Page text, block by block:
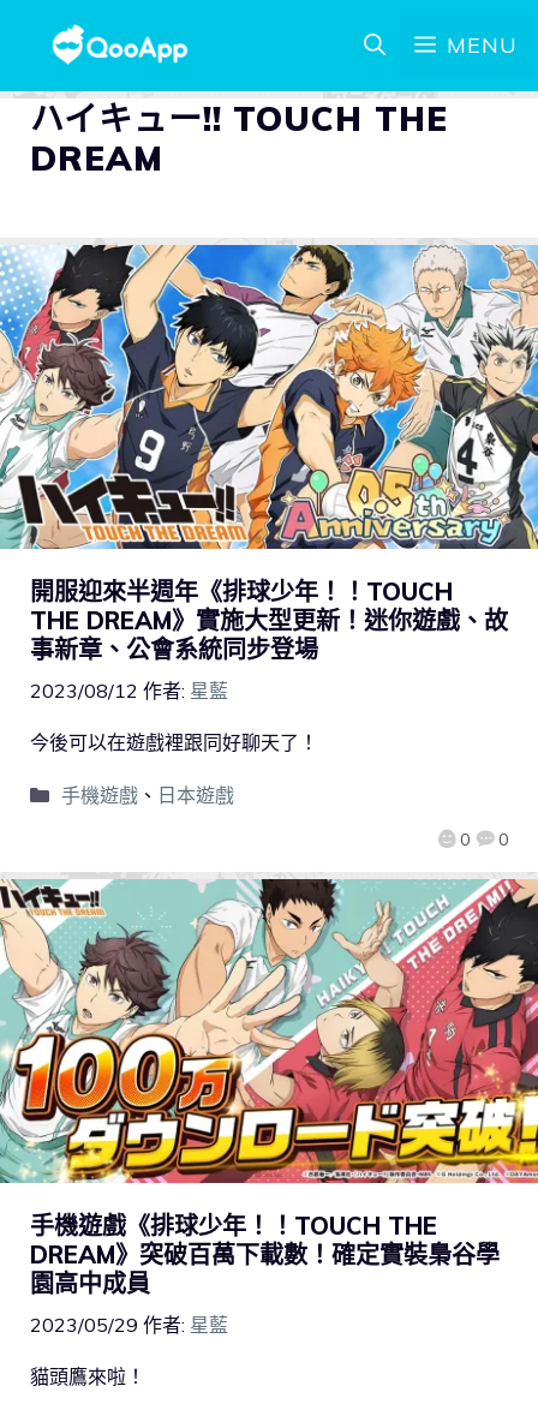
MENU
ハイキュー!! TOUCH THE
DREAM
開服迎來半週年《排球少年！！TOUCH
THE DREAM》實施大型更新！迷你遊戲、故
事新章、公會系統同步登場
2023/08/12 作者: 星藍
0 0
今後可以在遊戲裡跟同好聊天了！
手機遊戲、 日本遊戲
手機遊戲《排球少年！！TOUCH THE
DREAM》突破百萬下載數！確定實裝梟谷學
園高中成員
2023/05/29 作者: 星藍
貓頭鷹來啦！